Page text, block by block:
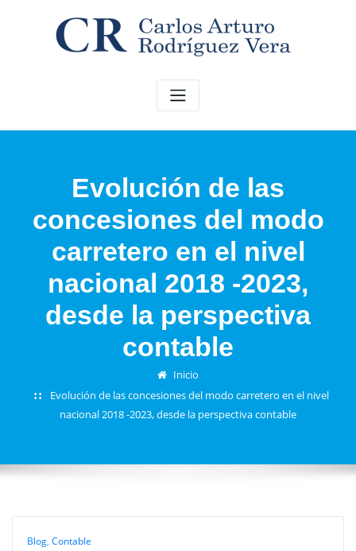
Evolución de las
concesiones del modo
carretero en el nivel
nacional 2018 -2023,
desde la perspectiva
contable
Inicio
Evolución de las concesiones del modo carretero en el nivel
nacional 2018 -2023, desde la perspectiva contable
Blog, Contable